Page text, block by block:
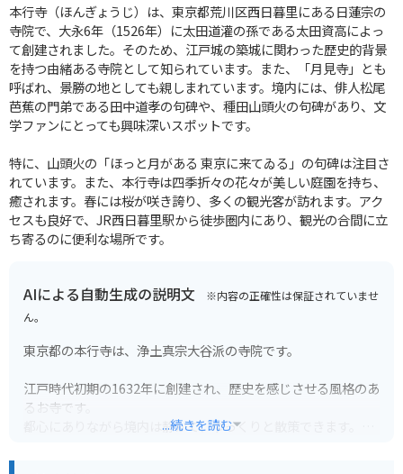
本行寺（ほんぎょうじ）は、東京都荒川区西日暮里にある日蓮宗の
寺院で、大永6年（1526年）に太田道灌の孫である太田資高によっ
て創建されました。そのため、江戸城の築城に関わった歴史的背景
を持つ由緒ある寺院として知られています。また、「月見寺」とも
呼ばれ、景勝の地としても親しまれています。境内には、俳人松尾
芭蕉の門弟である田中道孝の句碑や、種田山頭火の句碑があり、文
学ファンにとっても興味深いスポットです。
特に、山頭火の「ほっと月がある 東京に来てゐる」の句碑は注目さ
れています。また、本行寺は四季折々の花々が美しい庭園を持ち、
癒されます。春には桜が咲き誇り、多くの観光客が訪れます。アク
セスも良好で、JR西日暮里駅から徒歩圏内にあり、観光の合間に立
ち寄るのに便利な場所です。
AIによる自動生成の説明文 ※内容の正確性は保証されていませ
ん。
東京都の本行寺は、浄土真宗大谷派の寺院です。
江戸時代初期の1632年に創建され、歴史を感じさせる風格のあ
るお寺です。
都心にありながら境内は静かで、ゆっくりと散策できます。
...続きを読む